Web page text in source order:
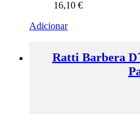
16,10 €
Adicionar
Ratti Barbera